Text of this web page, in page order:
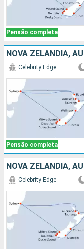
Pensão completa
NOVA ZELÂNDIA,
Pensão completa
Celebrity Edge
NOVA ZELÂNDIA,
Celebrity Edge